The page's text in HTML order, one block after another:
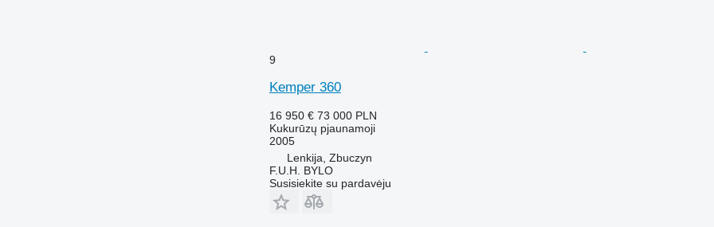
9
Kemper 360
16 950 € 73 000 PLN
Kukurūzų pjaunamoji
2005
Lenkija, Zbuczyn
F.U.H. BYLO
Susisiekite su pardavėju